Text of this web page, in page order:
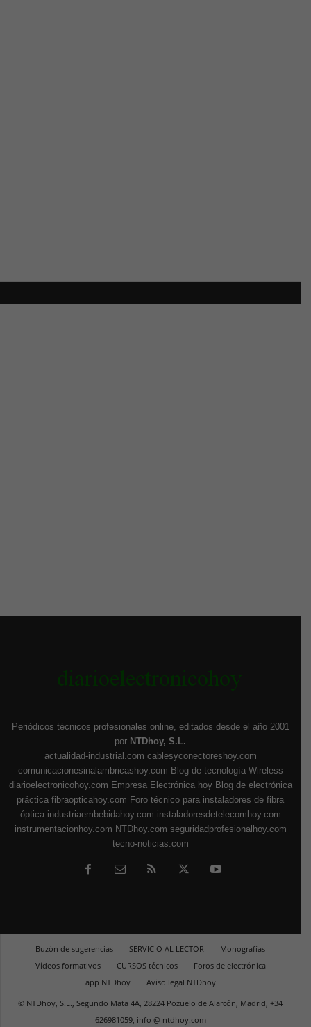
Periódicos técnicos profesionales online, editados desde el año 2001
por NTDhoy, S.L.
actualidad-industrial.com cablesyconectoreshoy.com
comunicacionesinalambricashoy.com Blog de tecnología Wireless
diarioelectronicohoy.com Empresa Electrónica hoy Blog de electrónica
práctica fibraopticahoy.com Foro técnico para instaladores de fibra
óptica industriaembebidahoy.com instaladoresdetelecomhoy.com
instrumentacionhoy.com NTDhoy.com seguridadprofesionalhoy.com
tecno-noticias.com
Buzón de sugerencias SERVICIO AL LECTOR
Monografías
Vídeos formativos
CURSOS técnicos
Foros de electrónica
app NTDhoy
Aviso legal NTDhoy
© NTDhoy, S.L., Segundo Mata 4A, 28224 Pozuelo de Alarcón, Madrid, +34
626981059, info @ ntdhoy.com